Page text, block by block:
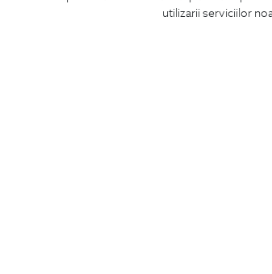
utilizarii serviciilor
Magazine